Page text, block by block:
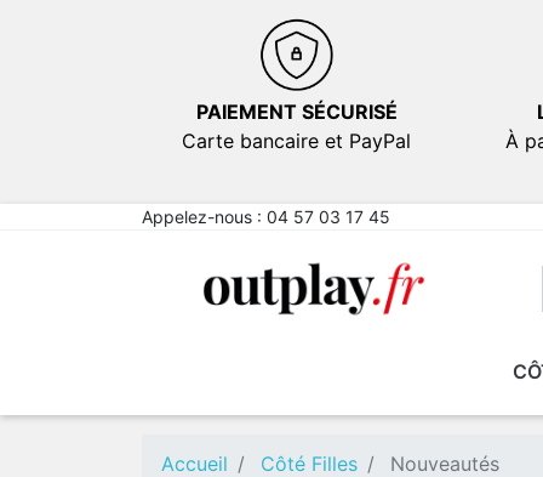
PAIEMENT SÉCURISÉ
Carte bancaire et PayPal
À
Appelez-nous : 04 57 03 17 45
NOUVEAUTÉS EN PROMOTION
NOUVEAUTÉS EN PROMOTION
Accueil Côté Filles Nouveautés